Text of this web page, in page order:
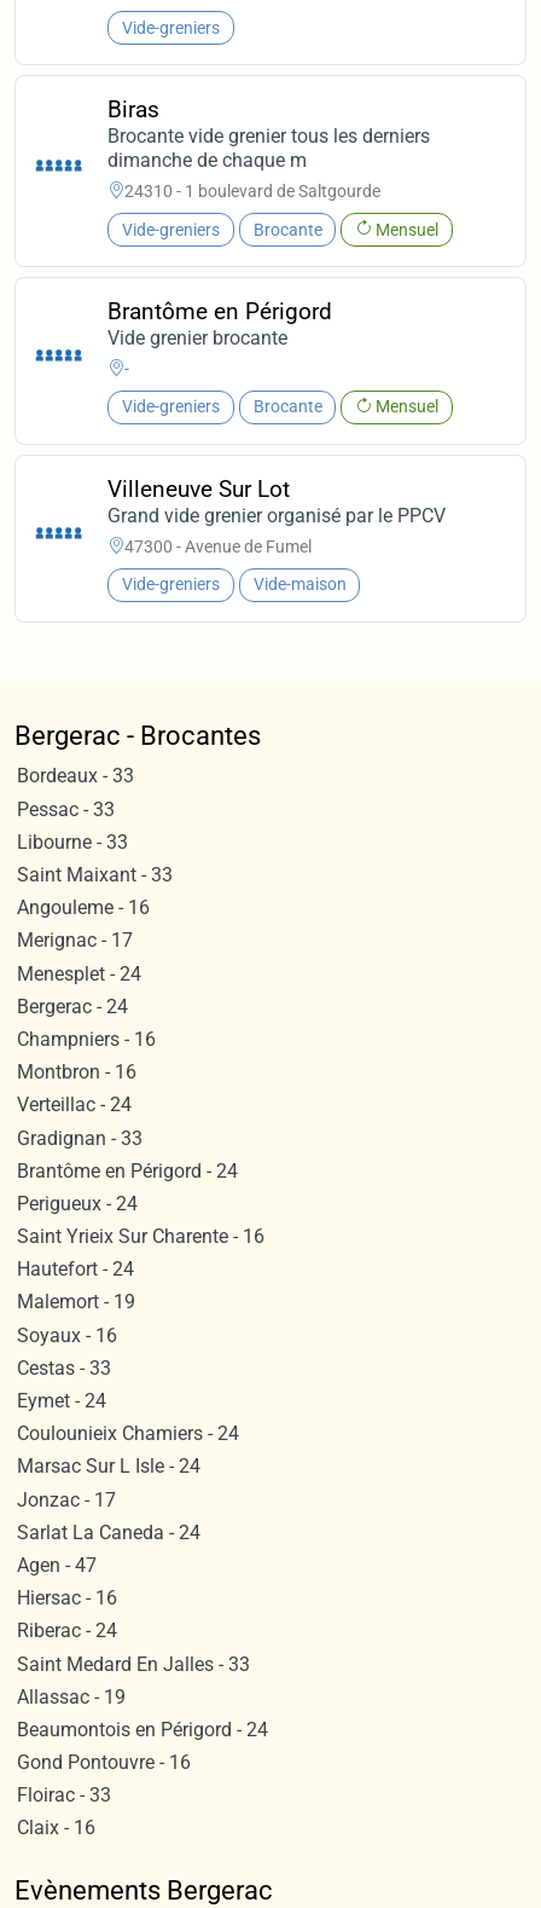
Vide-greniers
Biras
Brocante vide grenier tous les derniers
dimanche de chaque m
24310 - 1 boulevard de Saltgourde
Vide-greniers Brocante Mensuel
Brantôme en Périgord
Vide grenier brocante
-
Vide-greniers Brocante Mensuel
Villeneuve Sur Lot
Grand vide grenier organisé par le PPCV
47300 - Avenue de Fumel
Vide-greniers Vide-maison
Bergerac - Brocantes
Bordeaux - 33
Pessac - 33
Libourne - 33
Saint Maixant - 33
Angouleme - 16
Merignac - 17
Menesplet - 24
Bergerac - 24
Champniers - 16
Montbron - 16
Verteillac - 24
Gradignan - 33
Brantôme en Périgord - 24
Perigueux - 24
Saint Yrieix Sur Charente - 16
Hautefort - 24
Malemort - 19
Soyaux - 16
Cestas - 33
Eymet - 24
Coulounieix Chamiers - 24
Marsac Sur L Isle - 24
Jonzac - 17
Sarlat La Caneda - 24
Agen - 47
Hiersac - 16
Riberac - 24
Saint Medard En Jalles - 33
Allassac - 19
Beaumontois en Périgord - 24
Gond Pontouvre - 16
Floirac - 33
Claix - 16
Evènements Bergerac